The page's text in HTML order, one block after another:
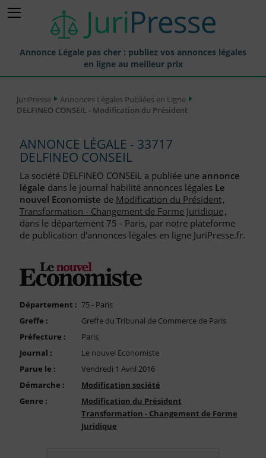
Annonce Légale pas cher : publiez vos annonces légales
en ligne au meilleur prix
Annonces Légales Publiées
Journaux Habilités (JAL) Annonces Légales
Départements pour la Publication d'Annonces Légales
Liste des Greffes
Liste des CCI
FAQ
Compte PRO
JuriPresse
Annonces Légales Publiées en Ligne
DELFINEO CONSEIL - Modification du Président
ANNONCE LÉGALE - 33717
DELFINEO CONSEIL
La société DELFINEO CONSEIL a publiée une annonce
légale dans le journal habilité annonces légales Le
nouvel Economiste de Modification du Président,
Transformation - Changement de Forme Juridique,
dans le département 75 - Paris, par notre plateforme
de publication d'annonces légales en ligne JuriPresse.fr.
Département : 75 - Paris
Greffe :
Greffe du Tribunal de Commerce de Paris
Préfecture :
Paris
Journal :
Le nouvel Economiste
Parue le :
Vendredi 1 Avril 2016
Démarche :
Modification société
Genre :
Modification du Président
Transformation - Changement de Forme
Juridique